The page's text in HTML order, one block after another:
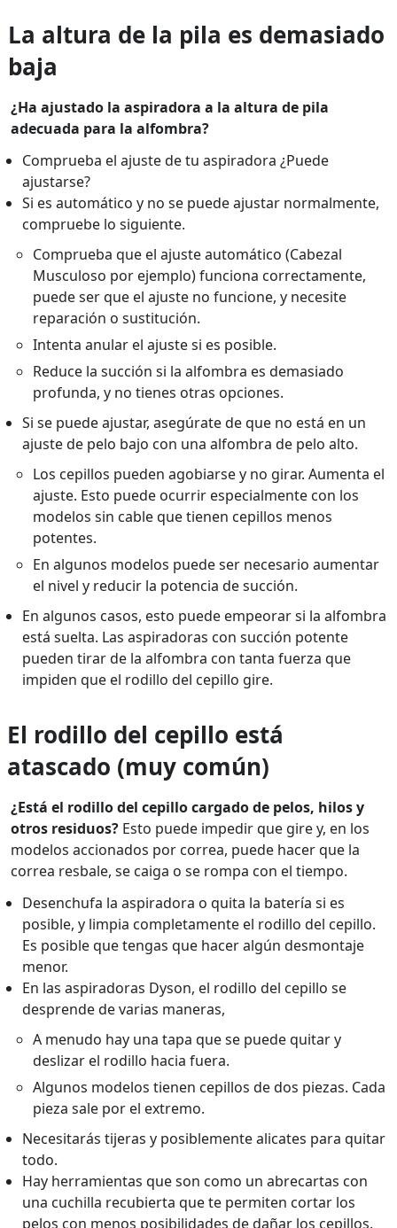
La altura de la pila es demasiado
baja
¿Ha ajustado la aspiradora a la altura de pila
adecuada para la alfombra?
Comprueba el ajuste de tu aspiradora ¿Puede
ajustarse?
Si es automático y no se puede ajustar normalmente,
compruebe lo siguiente.
Comprueba que el ajuste automático (Cabezal
Musculoso por ejemplo) funciona correctamente,
puede ser que el ajuste no funcione, y necesite
reparación o sustitución.
Intenta anular el ajuste si es posible.
Reduce la succión si la alfombra es demasiado
profunda, y no tienes otras opciones.
Si se puede ajustar, asegúrate de que no está en un
ajuste de pelo bajo con una alfombra de pelo alto.
Los cepillos pueden agobiarse y no girar. Aumenta el
ajuste. Esto puede ocurrir especialmente con los
modelos sin cable que tienen cepillos menos
potentes.
En algunos modelos puede ser necesario aumentar
el nivel y reducir la potencia de succión.
En algunos casos, esto puede empeorar si la alfombra
está suelta. Las aspiradoras con succión potente
pueden tirar de la alfombra con tanta fuerza que
impiden que el rodillo del cepillo gire.
El rodillo del cepillo está
atascado (muy común)
¿Está el rodillo del cepillo cargado de pelos, hilos y
otros residuos? Esto puede impedir que gire y, en los
modelos accionados por correa, puede hacer que la
correa resbale, se caiga o se rompa con el tiempo.
Desenchufa la aspiradora o quita la batería si es
posible, y limpia completamente el rodillo del cepillo.
Es posible que tengas que hacer algún desmontaje
menor.
En las aspiradoras Dyson, el rodillo del cepillo se
desprende de varias maneras,
A menudo hay una tapa que se puede quitar y
deslizar el rodillo hacia fuera.
Algunos modelos tienen cepillos de dos piezas. Cada
pieza sale por el extremo.
Necesitarás tijeras y posiblemente alicates para quitar
todo.
Hay herramientas que son como un abrecartas con
una cuchilla recubierta que te permiten cortar los
pelos con menos posibilidades de dañar los cepillos.